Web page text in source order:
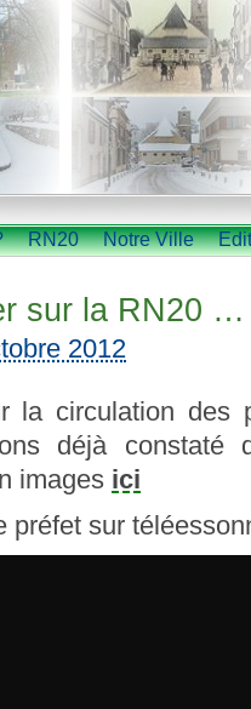
RN20 Notre Ville
sur la RN20 …
2012
la circulation des
déjà constaté
images ici
préfet sur